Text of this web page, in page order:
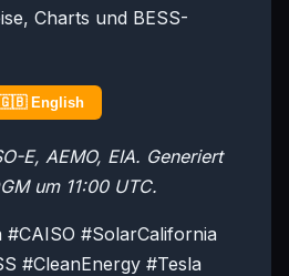
Charts und BESS-
English
E, AEMO, EIA. Generiert
um 11:00 UTC.
#CAISO #SolarCalifornia
#CleanEnergy #Tesla